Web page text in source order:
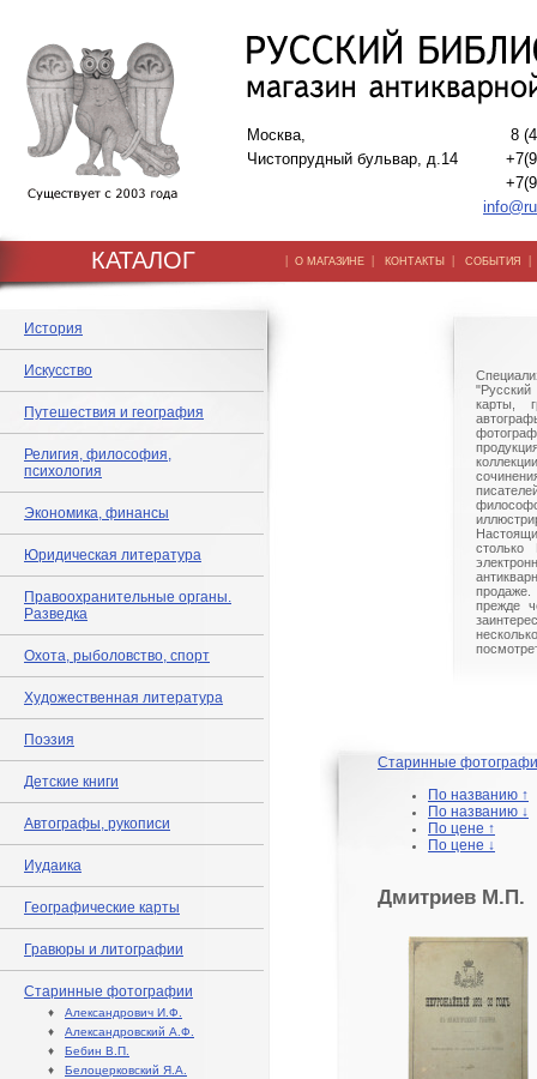
Москва,
Чистопрудный бульвар, д.14
8
КАТАЛОГ | О МАГАЗИНЕ | КОНТАКТЫ | СОБЫТИЯ
История
Искусство
Путешествия и география
Религия, философия,
психология
Экономика, финансы
Юридическая литература
Правоохранительные органы.
Разведка
Охота, рыболовство, спорт
Художественная литература
Поэзия
Детские книги
Автографы, рукописи
Иудаика
Географические карты
Гравюры и литографии
Старинные фотографии
♦ Александрович И.Ф.
♦ Александровский А.Ф.
♦ Бебин В.П.
♦ Белоцерковский Я.А.
"Русский
карты,
столько
прежде
Старинные
По названию ↑
По названию ↓
По цене ↑
По цене ↓
Дмитриев М.П.